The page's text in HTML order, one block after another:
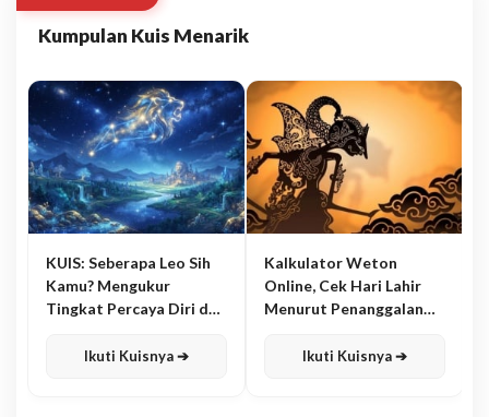
Kumpulan Kuis Menarik
KUIS: Seberapa Leo Sih
Kamu? Mengukur
Tingkat Percaya Diri dan
Ikuti Kuisnya ➔
Kalkulator Weton
Online, Cek Hari Lahir
Menurut Penanggalan
Ikuti Kuisnya ➔